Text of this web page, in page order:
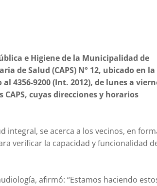
e Higiene de la Municipalidad de
de Salud (CAPS) N° 12, ubicado en la
4356-9200 (Int. 2012), de lunes a
cuyas direcciones y horarios
integral, se acerca a los vecinos, en
verificar la capacidad y funcionalidad
afirmó: “Estamos haciendo